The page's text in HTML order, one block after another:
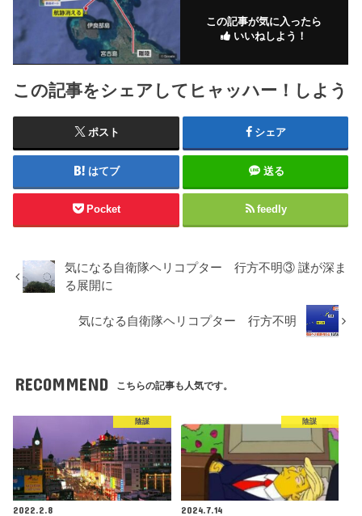
この記事が気に入ったら
いいねしよう！
この記事をシェアしてヒャッハー！しよう
ポスト シェア
はてブ 送る
Pocket feedly
気になる自衛隊ヘリコプター 行方不明③ 謎が深ま
る展開に
気になる自衛隊ヘリコプター 行方不明
RECOMMEND こちらの記事も人気です。
陰謀
2022.2.8
陰謀
2024.7.14